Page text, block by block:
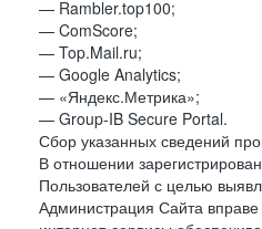
— Rambler.top100;
— ComScore;
— Top.Mail.ru;
— Google Analytics;
— «Яндекс.Метрика»;
— Group-IB Secure Portal.
Сбор указанных сведений
В отношении
Пользователей с целью
Администрация Сайта